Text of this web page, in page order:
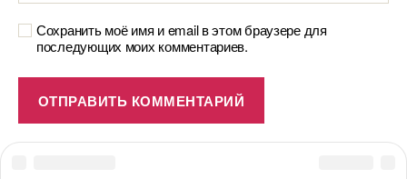
Сохранить моё имя и email в этом браузере для
последующих моих комментариев.